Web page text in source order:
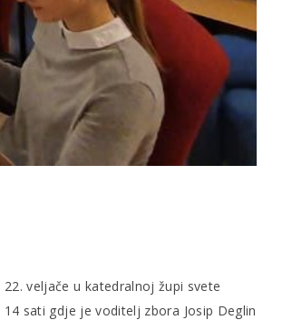
veljače u katedralnoj župi svete
sati gdje je voditelj zbora Josip Deglin